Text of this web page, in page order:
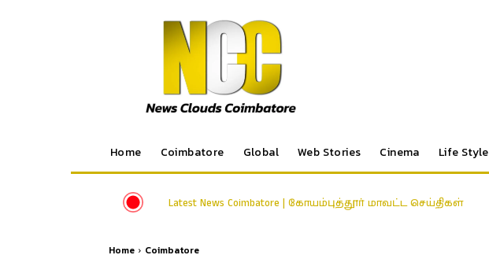
Home Coimbatore Global Web Stories Cinema Life Style
Latest News Coimbatore | கோயம்புத்தூர் மாவட்ட செய்திகள்
Home Coimbatore